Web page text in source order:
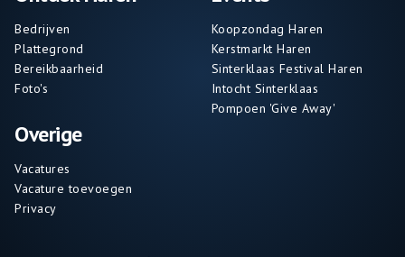
Bedrijven
Plattegrond
Bereikbaarheid
Foto's
Overige
Vacatures
Vacature toevoegen
Privacy
Koopzondag Haren
Kerstmarkt Haren
Sinterklaas Festival Haren
Intocht Sinterklaas
Pompoen 'Give Away'